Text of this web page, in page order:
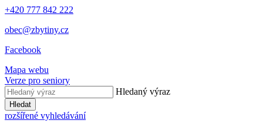
+420 777 842 222
obec@zbytiny.cz
Facebook
Mapa webu
Verze pro seniory
Hledaný výraz
Hledat
rozšířené vyhledávání